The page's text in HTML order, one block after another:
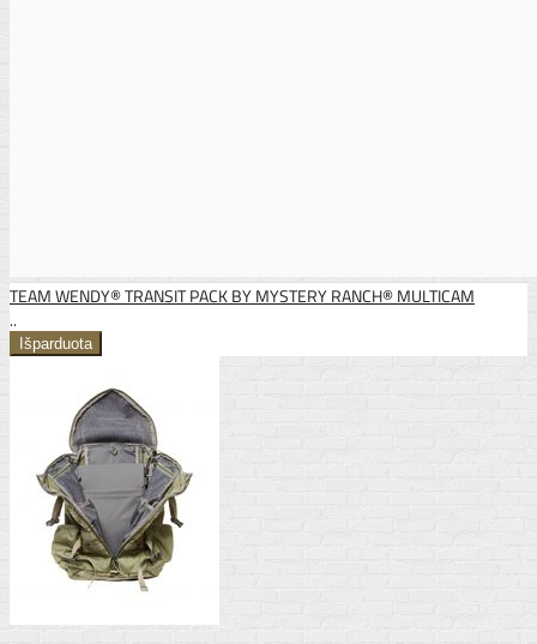
TEAM WENDY® TRANSIT PACK BY MYSTERY RANCH® MULTICAM
..